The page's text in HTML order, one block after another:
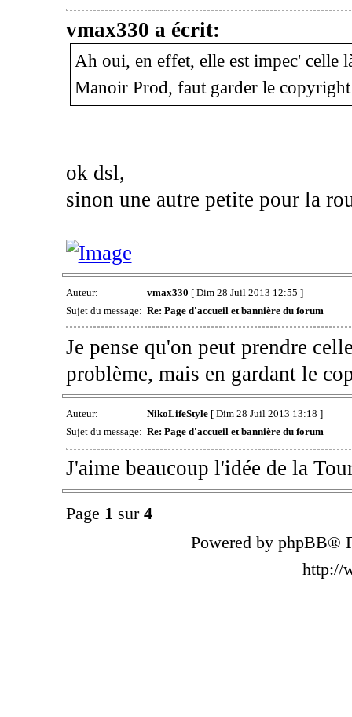
vmax330 a écrit:
Ah oui, en effet, elle est impec' celle
Manoir Prod, faut garder le
ok dsl,
sinon une autre petite pour la
Auteur: vmax330 [ Dim 28 Juil 2013 12:55 ]
Sujet du message: Re: Page d'accueil et bannière du forum
Je pense qu'on peut prendre
problème, mais en gardant le
Auteur: NikoLifeStyle[ Dim 28 Juil 2013 13:18 ]
Sujet du message: Re: Page d'accueil et bannière du forum
J'aime beaucoup l'idée de la
Page 1 sur 4
Powered by phpBB®
http://